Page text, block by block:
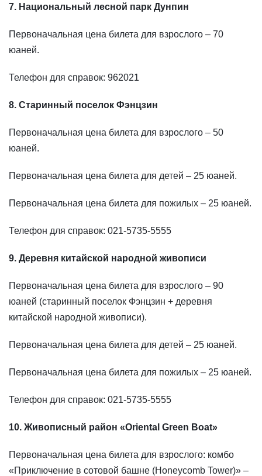
7. Национальный лесной парк Дунпин
Первоначальная цена билета для взрослого – 70
юаней.
Телефон для справок: 962021
8. Старинный поселок Фэнцзин
Первоначальная цена билета для взрослого – 50
юаней.
Первоначальная цена билета для детей – 25 юаней.
Первоначальная цена билета для пожилых – 25 юаней.
Телефон для справок: 021-5735-5555
9. Деревня китайской народной живописи
Первоначальная цена билета для взрослого – 90
юаней (старинный поселок Фэнцзин + деревня
китайской народной живописи).
Первоначальная цена билета для детей – 25 юаней.
Первоначальная цена билета для пожилых – 25 юаней.
Телефон для справок: 021-5735-5555
10. Живописный район «Oriental Green Boat»
Первоначальная цена билета для взрослого: комбо
«Приключение в сотовой башне (Honeycomb Tower)» –